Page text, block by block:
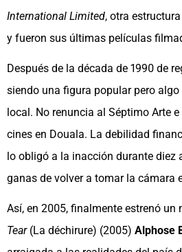
International Limited, otra
y fueron sus últimas películas
Después de la década de 1990 de
siendo una figura popular pero
local. No renuncia al Séptimo Arte
cines en Douala. La debilidad
lo obligó a la inacción durante diez
ganas de volver a tomar la cámara
Así, en 2005, finalmente estrenó un
Tear(La déchirure) (2005) Alphose